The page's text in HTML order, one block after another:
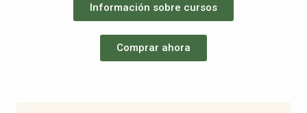
Información sobre cursos
Comprar ahora